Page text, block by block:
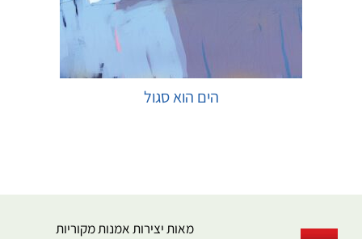
הים הוא סגול
מאות יצירות אמנות מקוריות